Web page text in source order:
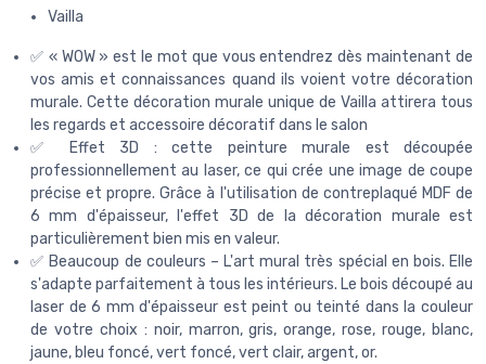
Vailla
✅ « WOW » est le mot que vous entendrez dès maintenant de
vos amis et connaissances quand ils voient votre décoration
murale. Cette décoration murale unique de Vailla attirera tous
les regards et accessoire décoratif dans le salon
✅ Effet 3D : cette peinture murale est découpée
professionnellement au laser, ce qui crée une image de coupe
précise et propre. Grâce à l'utilisation de contreplaqué MDF de
6 mm d'épaisseur, l'effet 3D de la décoration murale est
particulièrement bien mis en valeur.
✅ Beaucoup de couleurs – L'art mural très spécial en bois. Elle
s'adapte parfaitement à tous les intérieurs. Le bois découpé au
laser de 6 mm d'épaisseur est peint ou teinté dans la couleur
de votre choix : noir, marron, gris, orange, rose, rouge, blanc,
jaune, bleu foncé, vert foncé, vert clair, argent, or.